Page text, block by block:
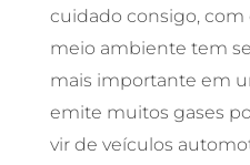
cuidado consigo,
meio ambiente tem
mais importante em
emite muitos gases
vir de veículos